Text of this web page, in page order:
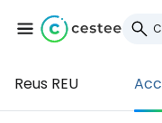
Reus REU
Se